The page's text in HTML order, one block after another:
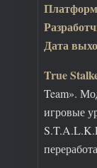
Дата
True
Team».
игровые